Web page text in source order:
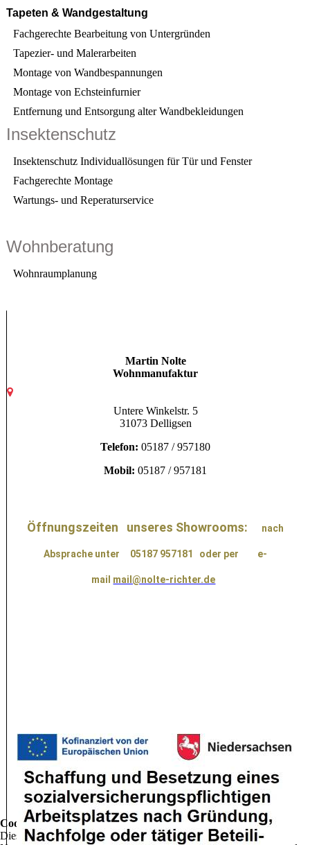
Tapeten & Wandgestaltung
Fachgerechte Bearbeitung von Untergründen
Tapezier- und Malerarbeiten
Montage von Wandbespannungen
Montage von Echsteinfurnier
Entfernung und Entsorgung alter Wand­beklei­dungen
Insektenschutz
Insektenschutz Individuallösungen für Tür und Fenster
Fachgerechte Montage
Wartungs- und Reperaturservice
Wohnberatung
Wohnraumplanung
Martin Nolte
Wohnmanufaktur
Untere Winkelstr. 5
31073 Delligsen
Telefon:05187 / 957180
Mobil:05187 / 957181
Öffnungszeiten unseres Showrooms: nach
Absprache unter 05187 957181 oder per e-
mail mail@nolte-richter.de
Cookie-Einstellungen
Diese Webseite verwendet Cookies, um Besuchern ein optimales